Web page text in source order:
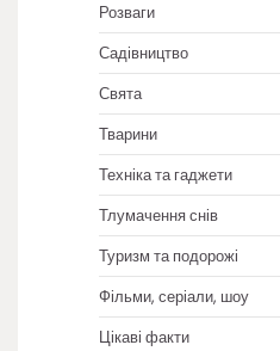
Розваги
Садівництво
Свята
Тварини
Техніка та гаджети
Тлумачення снів
Туризм та подорожі
Фільми, серіали, шоу
Цікаві факти